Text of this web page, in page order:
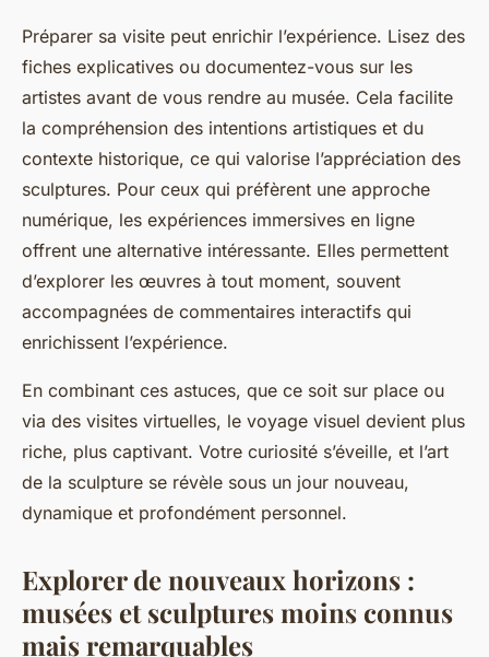
Préparer sa visite peut enrichir l’expérience. Lisez des
fiches explicatives ou documentez-vous sur les
artistes avant de vous rendre au musée. Cela facilite
la compréhension des intentions artistiques et du
contexte historique, ce qui valorise l’appréciation des
sculptures. Pour ceux qui préfèrent une approche
numérique, les expériences immersives en ligne
offrent une alternative intéressante. Elles permettent
d’explorer les œuvres à tout moment, souvent
accompagnées de commentaires interactifs qui
enrichissent l’expérience.
En combinant ces astuces, que ce soit sur place ou
via des visites virtuelles, le voyage visuel devient plus
riche, plus captivant. Votre curiosité s’éveille, et l’art
de la sculpture se révèle sous un jour nouveau,
dynamique et profondément personnel.
Explorer de nouveaux horizons :
musées et sculptures moins connus
mais remarquables